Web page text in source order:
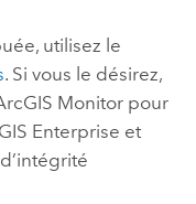
utilisez le
. Si vous le désirez,
Monitor pour
Enterprise et